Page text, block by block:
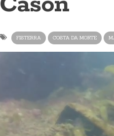
FISTERRA COSTA DA MORTE